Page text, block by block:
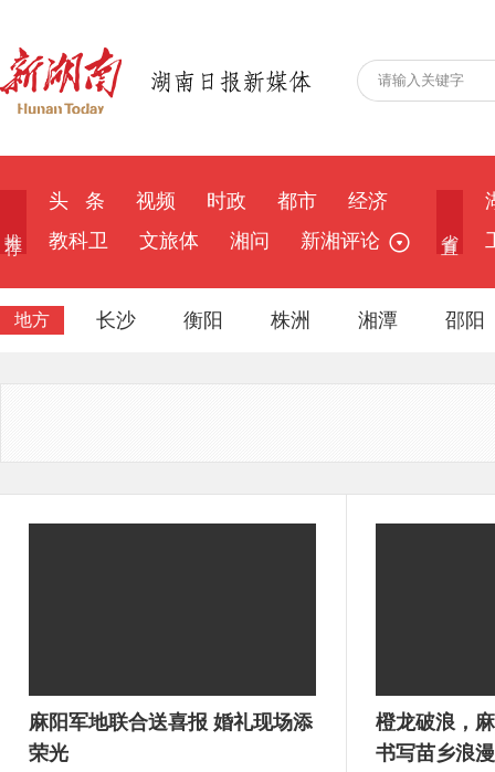
头 条 视频 时政 都市
经济
教科卫
文旅体 湘问 新湘评论
地方 长沙 衡阳 株洲 湘潭 邵阳
麻阳军地联合送喜报 婚礼现场添
荣光
橙龙破浪，
书写苗乡浪漫